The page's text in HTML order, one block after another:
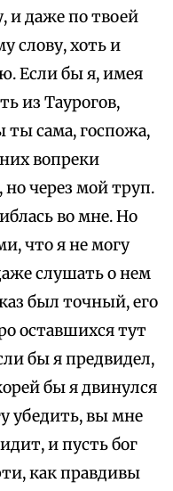
и даже по твоей
слову, хоть и
Если бы я, имея
из Таурогов,
ты сама, госпожа,
вопреки
через мой труп.
во мне. Но
что я не могу
слушать о нем
был точный, его
оставшихся тут
бы я предвидел,
бы я двинулся
убедить, вы мне
и пусть бог
как правдивы